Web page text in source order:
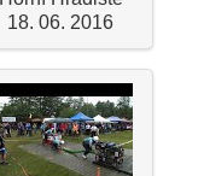
18. 06. 2016